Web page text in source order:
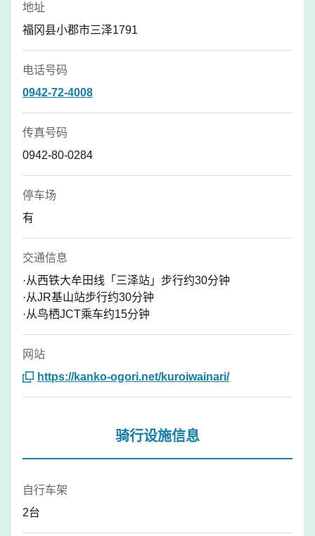
地址
福冈县小郡市三泽1791
电话号码
0942-72-4008
传真号码
0942-80-0284
停车场
有
交通信息
·从西铁大牟田线「三泽站」步行约30分钟
·从JR基山站步行约30分钟
·从鸟栖JCT乘车约15分钟
网站
https://kanko-ogori.net/kuroiwainari/
骑行设施信息
自行车架
2台